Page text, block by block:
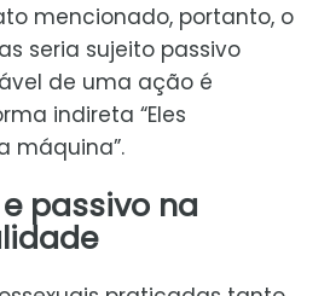
mencionado, portanto, o
seria sujeito passivo
de uma ação é
indireta “Eles
máquina”.
passivo na